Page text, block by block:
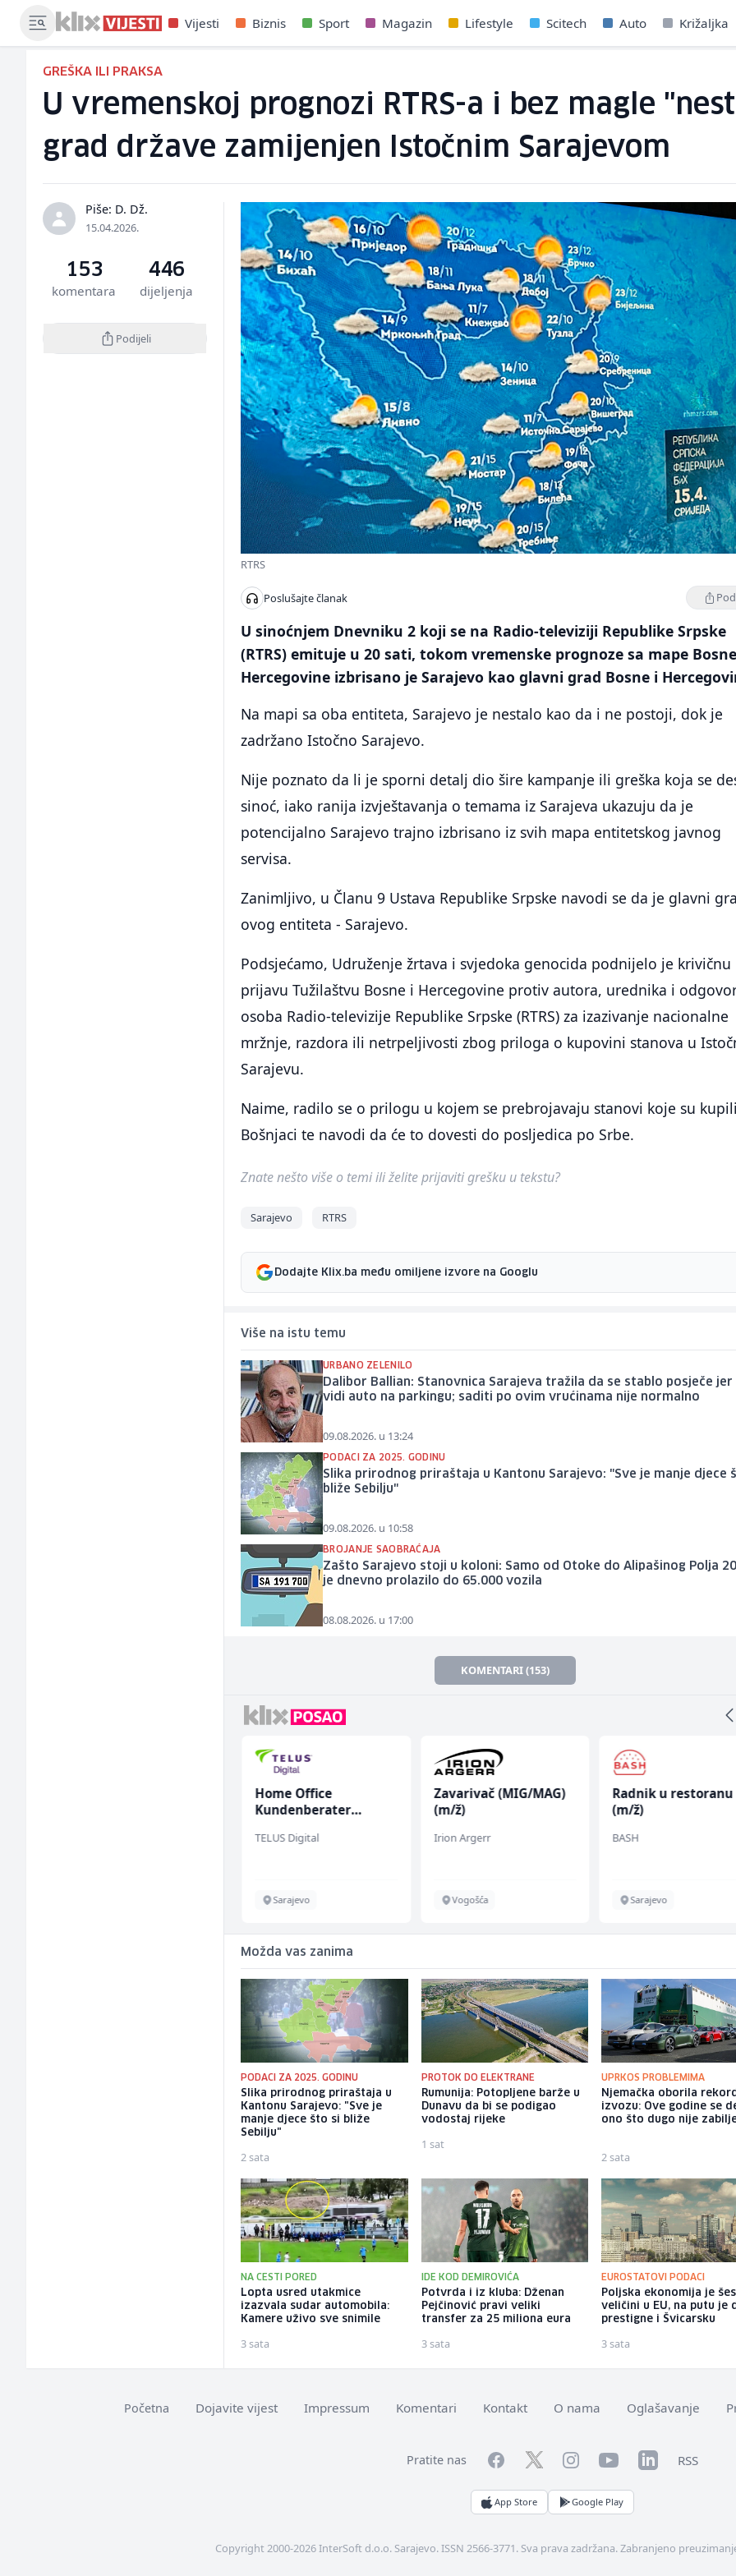
Vijesti Biznis Sport Magazin Lifestyle Scitech Auto Križaljka
GREŠKA ILI PRAKSA
U vremenskoj prognozi RTRS-a i bez magle
grad države zamijenjen Istočnim Sarajevom
Piše: D. Dž.
15.04.2026.
153
komentara
446
dijeljenja
Podijeli
RTRS
Poslušajte članak
U sinoćnjem Dnevniku 2 koji se na Radio-televiziji Republike Srpske
(RTRS) emituje u 20 sati, tokom vremenske prognoze sa mape
Hercegovine izbrisano je Sarajevo kao glavni grad Bosne i
Na mapi sa oba entiteta, Sarajevo je nestalo kao da i ne postoji, dok je
zadržano Istočno Sarajevo.
Nije poznato da li je sporni detalj dio šire kampanje ili greška koja se
sinoć, iako ranija izvještavanja o temama iz Sarajeva ukazuju da je
potencijalno Sarajevo trajno izbrisano iz svih mapa entitetskog javnog
servisa.
Zanimljivo, u Članu 9 Ustava Republike Srpske navodi se da je glavni
ovog entiteta - Sarajevo.
Podsjećamo, Udruženje žrtava i svjedoka genocida podnijelo je krivičnu
prijavu Tužilaštvu Bosne i Hercegovine protiv autora, urednika i
osoba Radio-televizije Republike Srpske (RTRS) za izazivanje nacionalne
mržnje, razdora ili netrpeljivosti zbog priloga o kupovini stanova u
Sarajevu.
Naime, radilo se o prilogu u kojem se prebrojavaju stanovi koje su kupili
Bošnjaci te navodi da će to dovesti do posljedica po Srbe.
Znate nešto više o temi ili želite prijaviti grešku u tekstu?
Sarajevo RTRS
Dodajte Klix.ba među omiljene izvore na Googlu
Više na istu temu
URBANO ZELENILO
Dalibor Ballian: Stanovnica Sarajeva tražila da se stablo posječe jer
vidi auto na parkingu; saditi po ovim vrućinama nije normalno
09.08.2026. u 13:24
PODACI ZA 2025. GODINU
Slika prirodnog priraštaja u Kantonu Sarajevo: "Sve je manje djece
bliže Sebilju"
09.08.2026. u 10:58
BROJANJE SAOBRAĆAJA
Zašto Sarajevo stoji u koloni: Samo od Otoke do Alipašinog Polja
je dnevno prolazilo do 65.000 vozila
08.08.2026. u 17:00
KOMENTARI (153)
Home Office
Kundenberater
TELUS Digital
Sarajevo
Zavarivač (MIG/MAG)
(m/ž)
Irion Argerr
Vogošća
Radnik u restoranu
(m/ž)
BASH
Sarajevo
Možda vas zanima
PODACI ZA 2025. GODINU
Slika prirodnog priraštaja u
Kantonu Sarajevo: "Sve je
manje djece što si bliže
Sebilju"
2 sata
PROTOK DO ELEKTRANE
Rumunija: Potopljene barže u
Dunavu da bi se podigao
vodostaj rijeke
1 sat
UPRKOS PROBLEMIMA
Njemačka oborila
izvozu: Ove godine se
ono što dugo nije
2 sata
NA CESTI PORED
Lopta usred utakmice
izazvala sudar automobila:
Kamere uživo sve snimile
3 sata
IDE KOD DEMIROVIĆA
Potvrda i iz kluba: Dženan
Pejčinović pravi veliki
transfer za 25 miliona eura
3 sata
EUROSTATOVI PODACI
Poljska ekonomija je
veličini u EU, na putu je
prestigne i Švicarsku
3 sata
Početna Dojavite vijest Impressum Komentari Kontakt O nama Oglašavanje
Pratite nas FacebookTwitterInstagramYouTubeLinkedInRSS
App Store Google Play
Copyright 2000-2026 InterSoft d.o.o. Sarajevo. ISSN 2566-3771. Sva prava zadržana. Zabranjeno